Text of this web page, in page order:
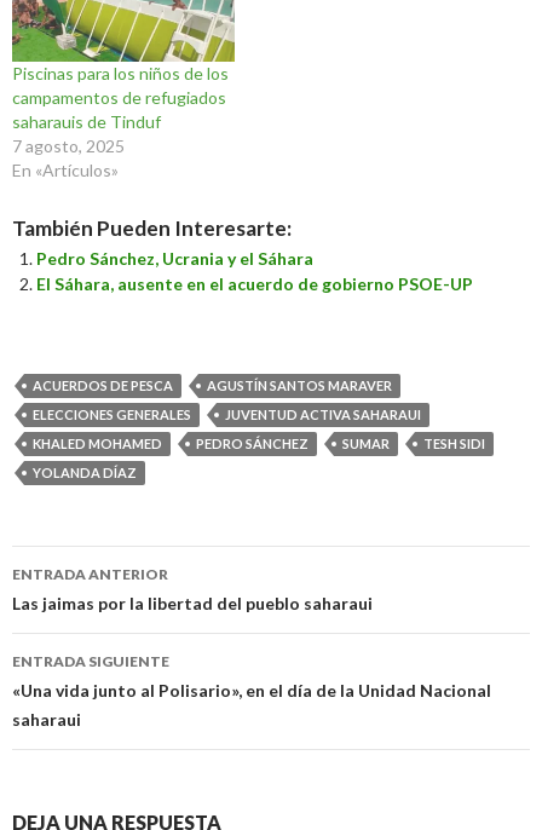
Piscinas para los niños de los
campamentos de refugiados
saharauis de Tinduf
7 agosto, 2025
En «Artículos»
También Pueden Interesarte:
Pedro Sánchez, Ucrania y el Sáhara
El Sáhara, ausente en el acuerdo de gobierno PSOE-UP
ACUERDOS DE PESCA
AGUSTÍN SANTOS MARAVER
ELECCIONES GENERALES
JUVENTUD ACTIVA SAHARAUI
KHALED MOHAMED
PEDRO SÁNCHEZ SUMAR
TESH SIDI
YOLANDA DÍAZ
Navegación
de
entradas
ENTRADA ANTERIOR
Las jaimas por la libertad del pueblo saharaui
ENTRADA SIGUIENTE
«Una vida junto al Polisario», en el día de la Unidad Nacional
saharaui
DEJA UNA RESPUESTA